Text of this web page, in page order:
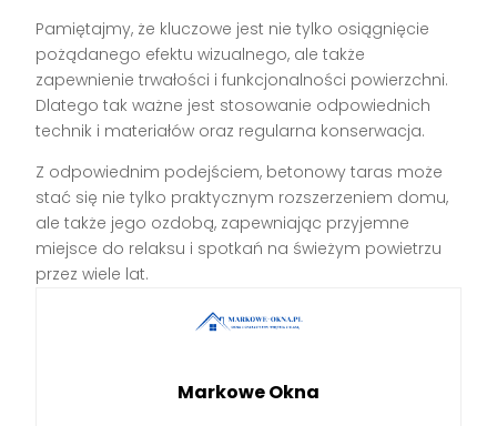
Pamiętajmy, że kluczowe jest nie tylko osiągnięcie
pożądanego efektu wizualnego, ale także
zapewnienie trwałości i funkcjonalności powierzchni.
Dlatego tak ważne jest stosowanie odpowiednich
technik i materiałów oraz regularna konserwacja.
Z odpowiednim podejściem, betonowy taras może
stać się nie tylko praktycznym rozszerzeniem domu,
ale także jego ozdobą, zapewniając przyjemne
miejsce do relaksu i spotkań na świeżym powietrzu
przez wiele lat.
Markowe Okna